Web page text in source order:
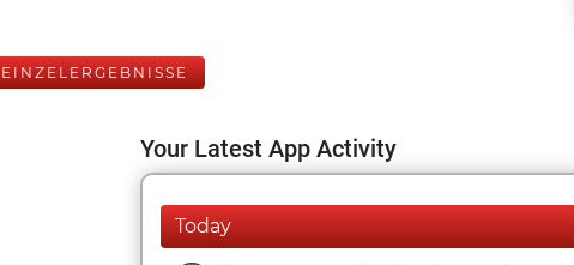
EINZELERGEBNISSE
Your Latest App Activity
Today